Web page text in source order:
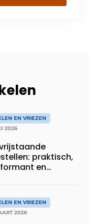
EN VRIEZEN
2026
praktisch,
en
EN VRIEZEN
2026